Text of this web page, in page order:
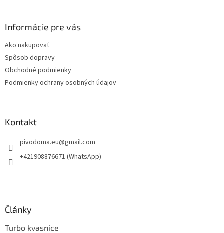
Informácie pre vás
Ako nakupovať
Spôsob dopravy
Obchodné podmienky
Podmienky ochrany osobných údajov
Kontakt
pivodoma.eu@gmail.com
+421908876671 (WhatsApp)
Články
Turbo kvasnice